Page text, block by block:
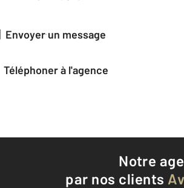
Envoyer un message
Téléphoner à l'agence
Notre
par nos clients